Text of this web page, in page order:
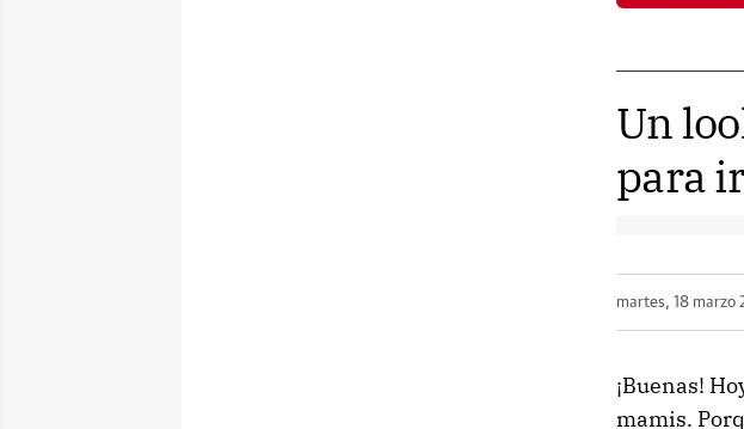
Un
para
martes, 18 marzo
¡Buenas!
mamis.